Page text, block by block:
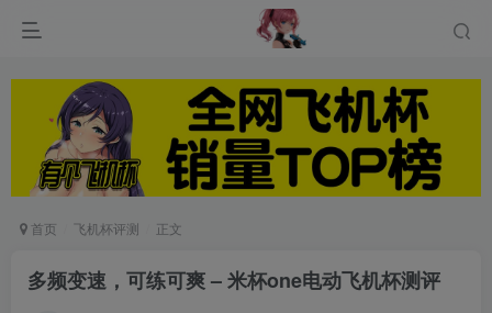
首页 飞机杯评测 正文
多频变速，可练可爽 – 米杯one电动飞机杯测评